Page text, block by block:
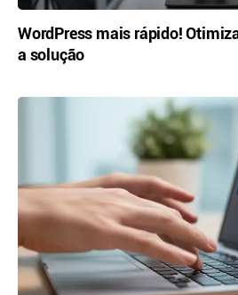
WordPress mais rápido!
a solução